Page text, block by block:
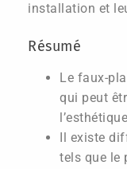
installation et
Résumé
Le faux-
qui peut
Il existe
tels que le